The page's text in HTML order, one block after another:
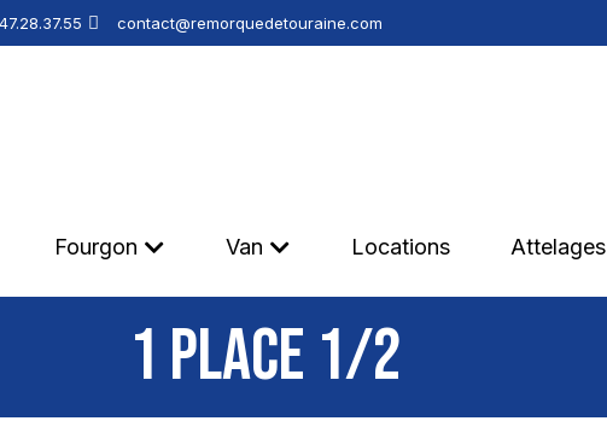
contact@remorquedetouraine.com
Fourgon Van Locations Attelages
1 PLACE 1/2